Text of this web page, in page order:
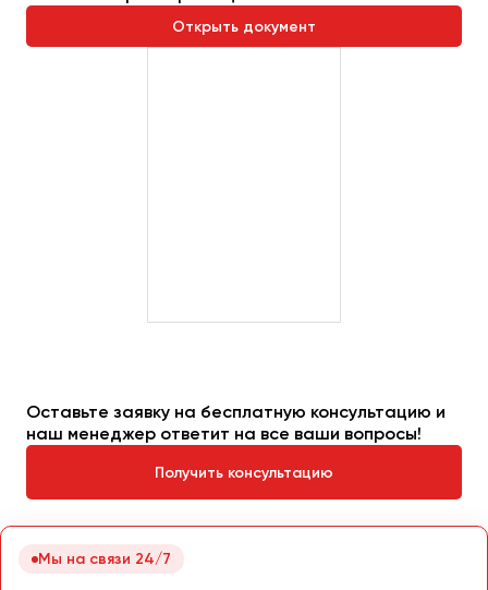
Открыть документ
Оставьте заявку на бесплатную консультацию и
наш менеджер ответит на все ваши вопросы!
Получить консультацию
Мы на связи 24/7
Хабаровск
Челябинск
Череповец
Чита